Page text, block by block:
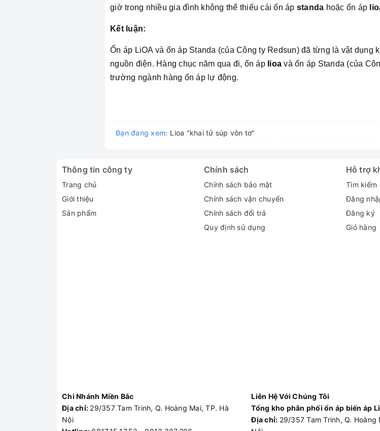
giờ trong nhiều gia đình không thể thiếu cái ổn áp standa hoặc ổn áp
Kết luận:
Ổn áp LiOA và ổn áp Standa (của Công ty Redsun) đã từng là vật dụng
nguồn điện. Hàng chục năm qua đi, ổn áp lioa và ổn áp Standa (của
trường ngành hàng ổn áp lự động.
Bạn đang xem: Lioa "khai tử súp vôn tơ"
Thông tin công ty
Trang chủ
Giới thiệu
Sản phẩm
Chính sách
Chính sách bảo mật
Chính sách vận chuyển
Chính sách đổi trả
Quy định sử dụng
Hỗ trợ
Tìm kiếm
Đăng
Đăng ký
Giỏ hàng
Chi Nhánh Miền Bắc
Địa chỉ: 29/357 Tam Trinh, Q. Hoàng Mai, TP. Hà
Nội
Liên Hệ Với Chúng Tôi
Tổng kho phân phối ổn áp biến áp
Địa chỉ: 29/357 Tam Trinh, Q. Hoàng